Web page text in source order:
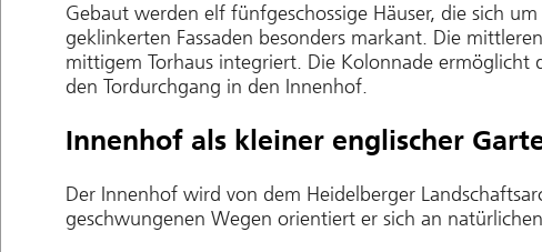
Gebaut werden elf fünfgeschossige Häuser, die sich
geklinkerten Fassaden besonders markant. Die
mittigem Torhaus integriert. Die Kolonnade
den Tordurchgang in den Innenhof.
Innenhof als kleiner englischer
Der Innenhof wird von dem Heidelberger
geschwungenen Wegen orientiert er sich an